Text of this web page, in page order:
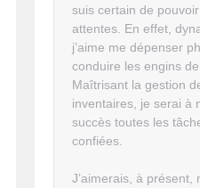
suis certain de
attentes. En effet,
j’aime me dépenser
conduire les engins
Maîtrisant la gestion
inventaires, je serai à
succès toutes les
confiées.
J’aimerais, à présent,